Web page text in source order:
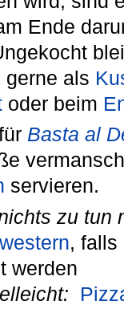
Ende
gerne als
oder beim
Basta al
servieren.
zu tun
, falls
werden